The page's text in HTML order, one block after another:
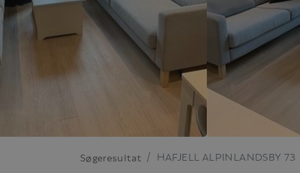
Søgeresultat HAFJELL ALPINLANDSBY 73